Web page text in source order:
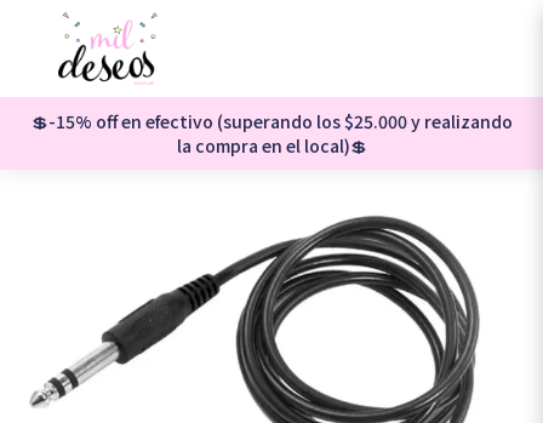
💲-15% off en efectivo (superando los $25.000 y realizando
la compra en el local)💲